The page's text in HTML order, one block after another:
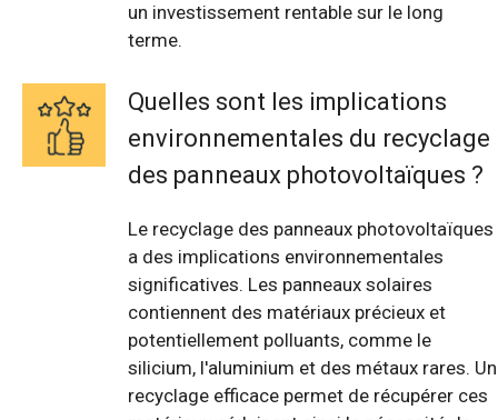
un investissement rentable sur le long
terme.
Quelles sont les implications
environnementales du recyclage
des panneaux photovoltaïques ?
Le recyclage des panneaux photovoltaïques
a des implications environnementales
significatives. Les panneaux solaires
contiennent des matériaux précieux et
potentiellement polluants, comme le
silicium, l'aluminium et des métaux rares. Un
recyclage efficace permet de récupérer ces